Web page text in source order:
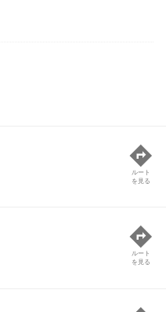
ルート
を見る
ルート
を見る